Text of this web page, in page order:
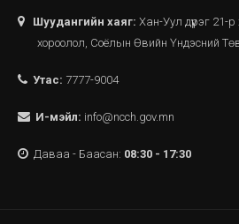
Шуудангийн хаяг: Хан-Уул дүүрэг 21-
хороолол, Соёлын Өвийн Үндэсний
Утас: 7777-9004
И-мэйл: info@ncch.gov.mn
Даваа - Баасан: 08:30 - 17:30